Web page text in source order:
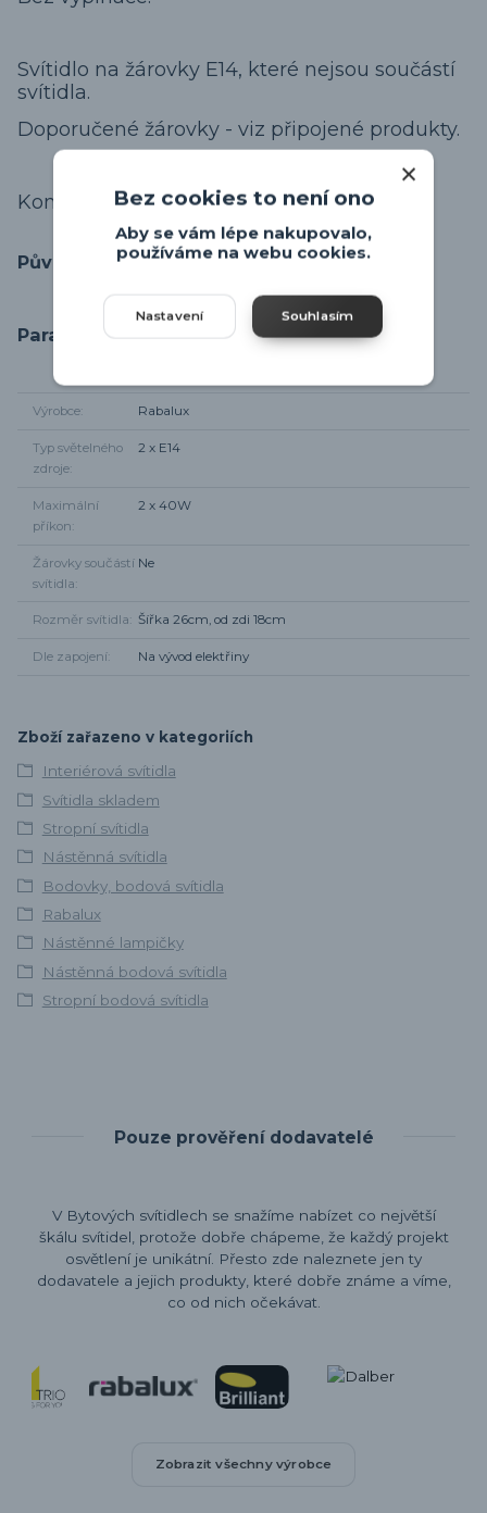
Svítidlo na žárovky E14, které nejsou součástí
svítidla.
Doporučené žárovky - viz připojené produkty.
Kompletní série svítidel Rabalux Holly
Původ zboží
Parametry
Výrobce Rabalux
Typ světelného
zdroje
2 x E14
Maximální
příkon
2 x 40W
Žárovky součástí
svítidla
Ne
Rozměr svítidla Šířka 26cm, od zdi 18cm
Dle zapojení Na vývod elektřiny
Zboží zařazeno v kategoriích
Interiérová svítidla
Svítidla skladem
Stropní svítidla
Nástěnná svítidla
Bodovky, bodová svítidla
Rabalux
Nástěnné lampičky
Nástěnná bodová svítidla
Stropní bodová svítidla
Pouze prověření dodavatelé
V Bytových svítidlech se snažíme nabízet co největší
škálu svítidel, protože dobře chápeme, že každý projekt
osvětlení je unikátní. Přesto zde naleznete jen ty
dodavatele a jejich produkty, které dobře známe a víme,
co od nich očekávat.
Zobrazit všechny výrobce
Bez cookies to není ono
Aby se vám lépe nakupovalo,
používáme na webu cookies.
Nastavení Souhlasím